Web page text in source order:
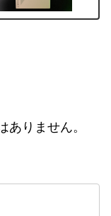
ありません。